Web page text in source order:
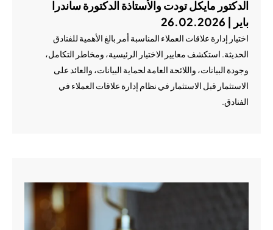
الدكتور مايكل تودت والأستاذة الدكتورة ساندرا
باير | 26.02.2026
اختيار إدارة علاقات العملاء المناسبة أمر بالغ الأهمية للفنادق
الحديثة. استكشف معايير الاختيار الرئيسية، ومخاطر التكامل،
وجودة البيانات، واللائحة العامة لحماية البيانات، والعائد على
الاستثمار قبل الاستثمار في نظام إدارة علاقات العملاء في
الفنادق.